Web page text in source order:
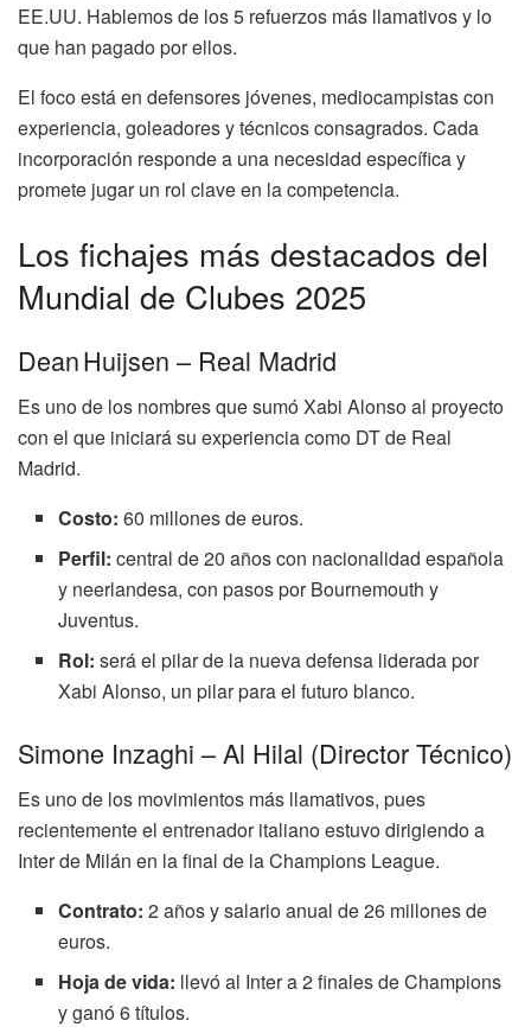
EE.UU. Hablemos de los 5 refuerzos más llamativos y lo
que han pagado por ellos.
El foco está en defensores jóvenes, mediocampistas con
experiencia, goleadores y técnicos consagrados. Cada
incorporación responde a una necesidad específica y
promete jugar un rol clave en la competencia.
Los fichajes más destacados del
Mundial de Clubes 2025
Dean Huijsen – Real Madrid
Es uno de los nombres que sumó Xabi Alonso al proyecto
con el que iniciará su experiencia como DT de Real
Madrid.
Costo: 60 millones de euros.
Perfil: central de 20 años con nacionalidad española
y neerlandesa, con pasos por Bournemouth y
Juventus.
Rol: será el pilar de la nueva defensa liderada por
Xabi Alonso, un pilar para el futuro blanco.
Simone Inzaghi – Al Hilal (Director Técnico)
Es uno de los movimientos más llamativos, pues
recientemente el entrenador italiano estuvo dirigiendo a
Inter de Milán en la final de la Champions League.
Contrato: 2 años y salario anual de 26 millones de
euros.
Hoja de vida: llevó al Inter a 2 finales de Champions
y ganó 6 títulos.